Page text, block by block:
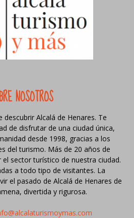
NOSOTROS
Alcalá de Henares. Te
de disfrutar de una ciudad única,
desde 1998, gracias a los
del turismo. Más de 20 años de
sector turístico de nuestra ciudad.
a todo tipo de visitantes. La
el pasado de Alcalá de Henares de
divertida y rigurosa.